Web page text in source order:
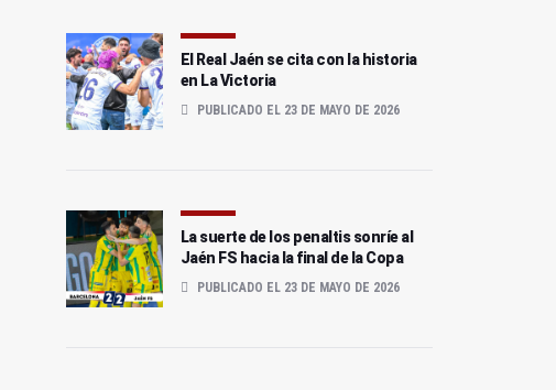
El Real Jaén se cita con la historia
en La Victoria
PUBLICADO EL 23 DE MAYO DE 2026
La suerte de los penaltis sonríe al
Jaén FS hacia la final de la Copa
PUBLICADO EL 23 DE MAYO DE 2026